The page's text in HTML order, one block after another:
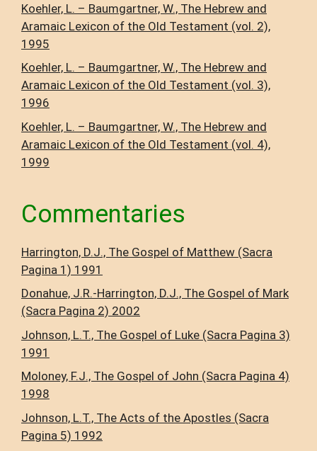
Koehler, L. – Baumgartner, W., The Hebrew and
Aramaic Lexicon of the Old Testament (vol. 2),
1995
Koehler, L. – Baumgartner, W., The Hebrew and
Aramaic Lexicon of the Old Testament (vol. 3),
1996
Koehler, L. – Baumgartner, W., The Hebrew and
Aramaic Lexicon of the Old Testament (vol. 4),
1999
Commentaries
Harrington, D.J., The Gospel of Matthew (Sacra
Pagina 1) 1991
Donahue, J.R.-Harrington, D.J., The Gospel of Mark
(Sacra Pagina 2) 2002
Johnson, L.T., The Gospel of Luke (Sacra Pagina 3)
1991
Moloney, F.J., The Gospel of John (Sacra Pagina 4)
1998
Johnson, L.T., The Acts of the Apostles (Sacra
Pagina 5) 1992